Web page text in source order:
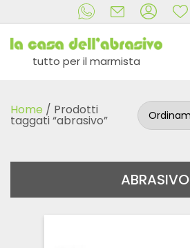
tutto per il marmista
Home / Prodotti
taggati “abrasivo”
ABRASIVO